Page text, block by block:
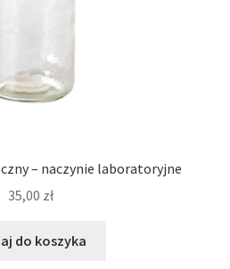
– naczynie laboratoryjne
35,00 zł
do koszyka